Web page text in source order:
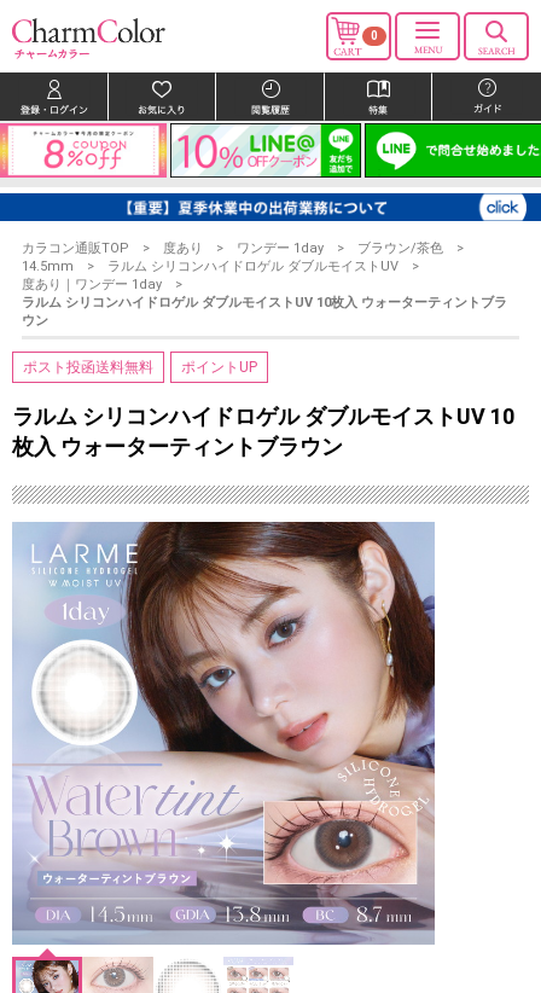
0
カラコン通販TOP 度あり ワンデー 1day
ブラウン/茶色
14.5mm
ラルム シリコンハイドロゲル ダブルモイストUV
度あり｜ワンデー 1day
ラルム シリコンハイドロゲル ダブルモイストUV 10枚入 ウォーターティントブラ
ウン
ポスト投函送料無料 ポイントUP
ラルム シリコンハイドロゲル ダブルモイストUV 10
枚入 ウォーターティントブラウン